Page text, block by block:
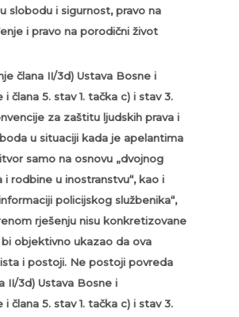
slobodu i sigurnost, pravo na
i pravo na porodični život
člana II/3d) Ustava Bosne i
člana 5. stav 1. tačka c) i stav 3.
za zaštitu ljudskih prava i
u situaciji kada je apelantima
samo na osnovu „dvojnog
i rodbine u inostranstvu“, kao i
policijskog službenika“,
rješenju nisu konkretizovane
bi objektivno ukazao da ova
i postoji. Ne postoji povreda
II/3d) Ustava Bosne i
člana 5. stav 1. tačka c) i stav 3.